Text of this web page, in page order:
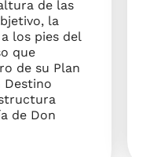
de las
la
los pies del
que
de su Plan
Destino
de Don